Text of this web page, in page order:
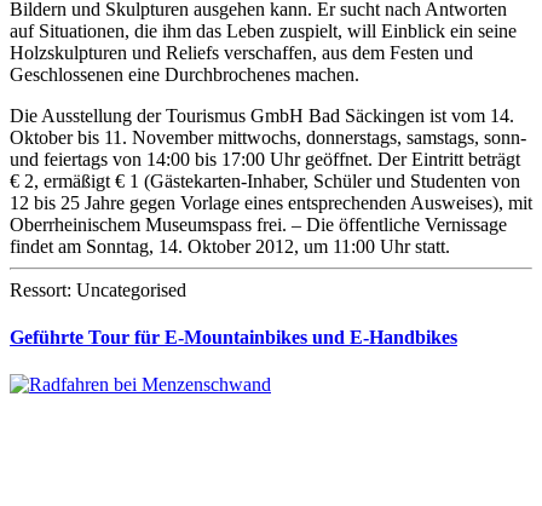
Bildern und Skulpturen ausgehen kann. Er sucht nach Antworten
auf Situationen, die ihm das Leben zuspielt, will Einblick ein seine
Holzskulpturen und Reliefs verschaffen, aus dem Festen und
Geschlossenen eine Durchbrochenes machen.
Die Ausstellung der Tourismus GmbH Bad Säckingen ist vom 14.
Oktober bis 11. November mittwochs, donnerstags, samstags, sonn-
und feiertags von 14:00 bis 17:00 Uhr geöffnet. Der Eintritt beträgt
€ 2, ermäßigt € 1 (Gästekarten-Inhaber, Schüler und Studenten von
12 bis 25 Jahre gegen Vorlage eines entsprechenden Ausweises), mit
Oberrheinischem Museumspass frei. – Die öffentliche Vernissage
findet am Sonntag, 14. Oktober 2012, um 11:00 Uhr statt.
Ressort: Uncategorised
Geführte Tour für E-Mountainbikes und E-Handbikes